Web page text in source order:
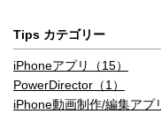
Tips カテゴリー
iPhoneアプリ（15）
PowerDirector（1）
iPhone動画制作/編集アプ